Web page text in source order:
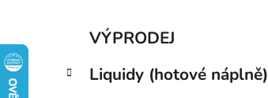
s
Přeskočit
kategorie
e
VÝPRODEJ
Liquidy (hotové náplně)